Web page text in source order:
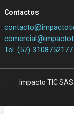
Contactos
Tel. (57) 3108752177
Impacto TIC